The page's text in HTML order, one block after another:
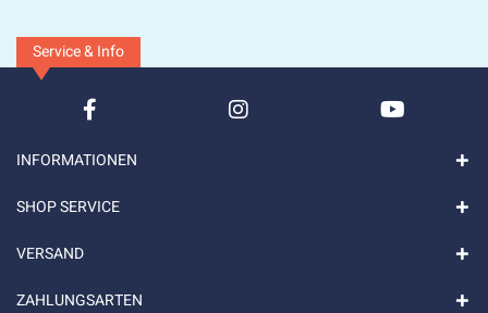
Service & Info
INFORMATIONEN
SHOP SERVICE
VERSAND
ZAHLUNGSARTEN